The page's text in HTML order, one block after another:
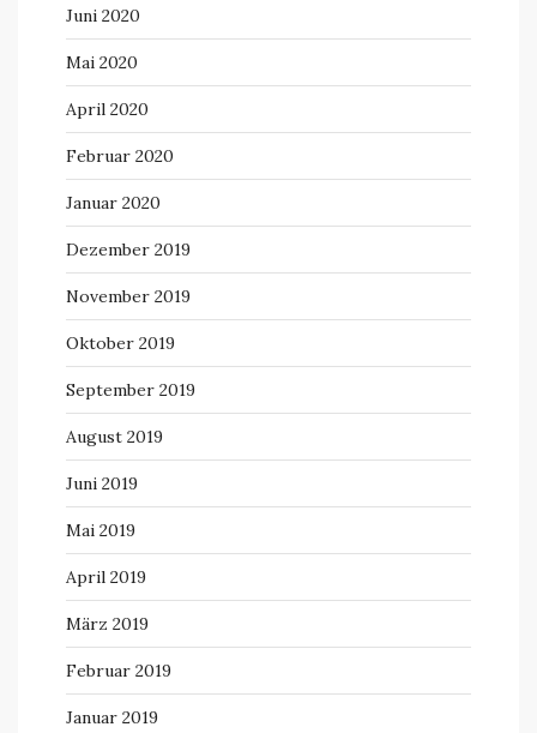
Juni 2020
Mai 2020
April 2020
Februar 2020
Januar 2020
Dezember 2019
November 2019
Oktober 2019
September 2019
August 2019
Juni 2019
Mai 2019
April 2019
März 2019
Februar 2019
Januar 2019